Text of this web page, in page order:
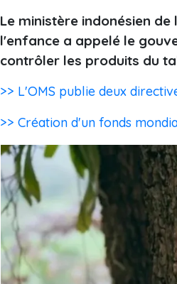
Le ministère indonésien
l'enfance a appelé le
contrôler les produits du
>> L'OMS publie deux
>> Création d'un fonds